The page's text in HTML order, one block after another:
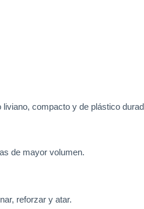
compacto y de plástico
de mayor volumen.
reforzar y atar.